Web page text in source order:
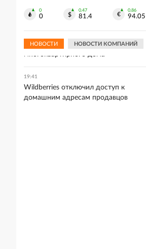
0
0
0.47
81.4
0.86
94.05
НОВОСТИ НОВОСТИ КОМПАНИЙ
беспилотника упали во дворе
многоквартирного дома
19:41
Wildberries отключил доступ к
домашним адресам продавцов